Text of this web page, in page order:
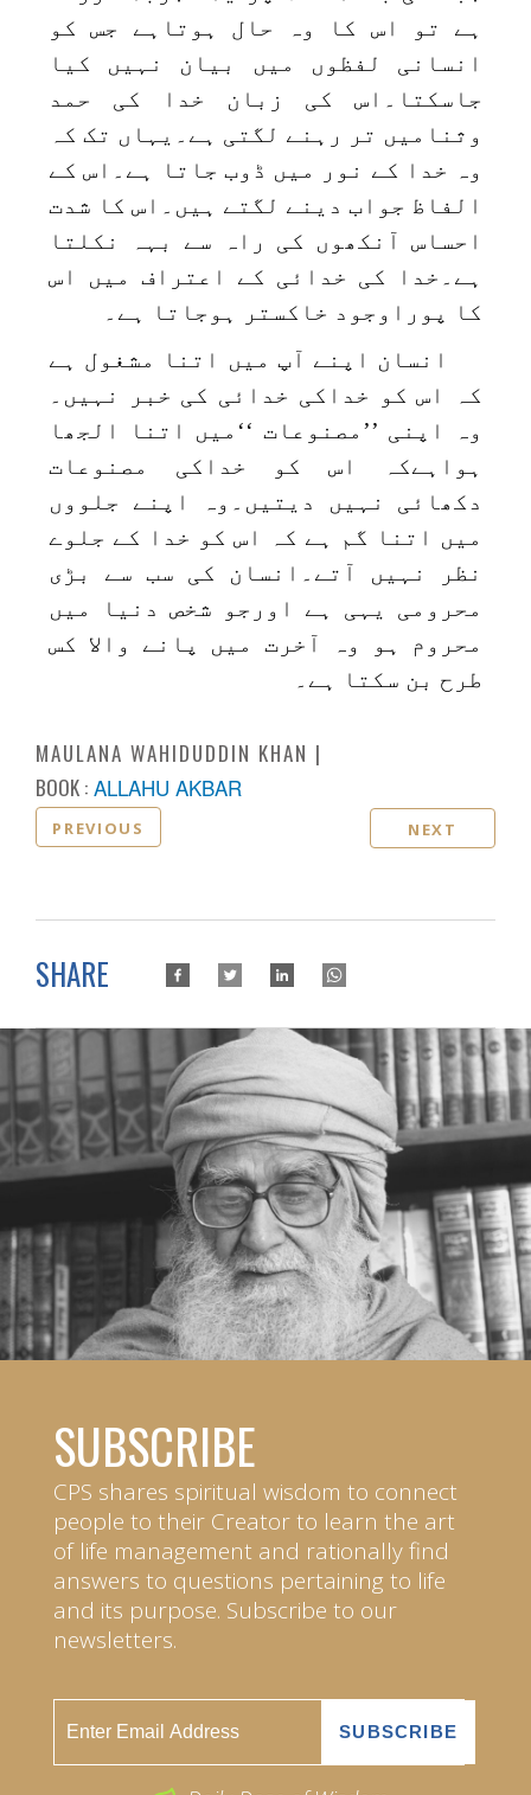
ہے تو اس کا وہ حال ہوتاہے جس کو
انسانی لفظوں میں بیان نہیں کیا
جاسکتا۔اس کی زبان خدا کی حمد
وثنامیں تر رہنے لگتی ہے۔یہاں تک کہ
وہ خدا کے نور میں ڈوب جاتا ہے۔اس کے
الفاظ جواب دینے لگتے ہیں۔اس کا شدت
احساس آنکھوں کی راہ سے بہہ نکلتا
ہے۔خدا کی خدائی کے اعتراف میں اس
کا پوراوجود خاکستر ہوجاتا ہے۔
انسان اپنے آپ میں اتنا مشغول ہے
کہ اس کو خداکی خدائی کی خبر نہیں۔
وہ اپنی ’’مصنوعات ‘‘میں اتنا الجھا
ہواہےکہ اس کو خداکی مصنوعات
دکھائی نہیں دیتیں۔وہ اپنے جلووں
میں اتنا گم ہے کہ اس کو خدا کے جلوے
نظر نہیں آتے۔انسان کی سب سے بڑی
محرومی یہی ہے اورجو شخص دنیا میں
محروم ہو وہ آخرت میں پانے والا کس
طرح بن سکتا ہے۔
MAULANA WAHIDUDDIN KHAN
BOOK : ALLAHU AKBAR
PREVIOUS NEXT
SHARE
SUBSCRIBE
CPS shares spiritual wisdom to connect
people to their Creator to learn the art
of life management and rationally find
answers to questions pertaining to life
and its purpose. Subscribe to our
newsletters.